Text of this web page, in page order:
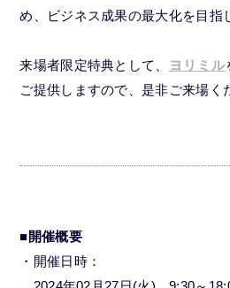
め、ビジネス成果の最大化を目指
来場者限定特典として、 ヨリミル
ご提供しますので、是非ご来場く
■開催概要
・開催日時：